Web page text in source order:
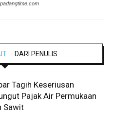
DARI PENULIS
Tagih Keseriusan
Pajak Air Permukaan
Sawit